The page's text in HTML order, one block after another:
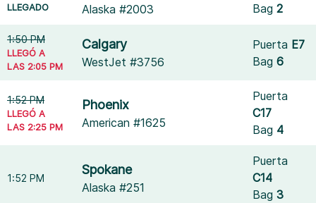
LLEGADO Alaska #2003
Bag2
1:50 PM
LLEGÓ A
LAS 2:05 PM
Calgary
WestJet #3756
Puerta E7
Bag6
1:52 PM
LLEGÓ A
LAS 2:25 PM
Phoenix
American #1625
Puerta
C17
Bag 4
1:52 PM
Spokane
Alaska #251
Puerta
C14
Bag3